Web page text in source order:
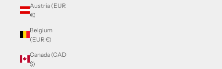
Austria (EUR
€)
Belgium
(EUR €)
Canada (CAD
$)